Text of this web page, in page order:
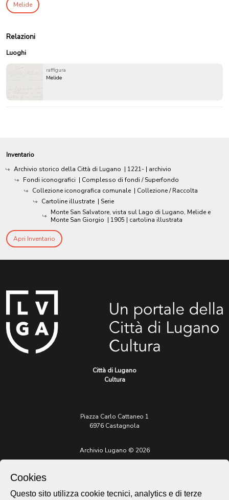
Melide
Relazioni
Luoghi
raffigura
Melide
Inventario
Archivio storico della Città di Lugano | 1221- | archivio
Fondi iconografici | Complesso di fondi / Superfondo
Collezione iconografica comunale | Collezione / Raccolta
Cartoline illustrate | Serie
Monte San Salvatore, vista sul Lago di Lugano, Melide e
Monte San Giorgio | 1905 | cartolina illustrata
Apri Inventario
Città di Lugano
Cultura
Piazza Carlo Cattaneo 1
6976 Castagnola
Archivio Lugano © 2026
Cookies
Questo sito utilizza cookie tecnici, analytics e di terze